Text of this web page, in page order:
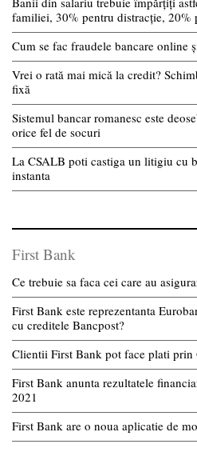
familiei, 30% pentru distracție, 20%
Cum se fac fraudele bancare online
Vrei o rată mai mică la credit?
fixă
Sistemul bancar romanesc este
orice fel de socuri
La CSALB poti castiga un litigiu cu
instanta
First Bank
Ce trebuie sa faca cei care au
First Bank este reprezentanta
cu creditele Bancpost?
Clientii First Bank pot face plati prin
First Bank anunta rezultatele
2021
First Bank are o noua aplicatie de